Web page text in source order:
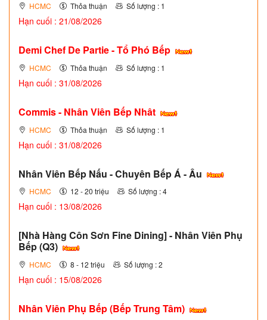
HCMC Thỏa thuận Số lượng : 1
Hạn cuối : 21/08/2026
Demi Chef De Partie - Tổ Phó Bếp
HCMC Thỏa thuận Số lượng : 1
Hạn cuối : 31/08/2026
Commis - Nhân Viên Bếp Nhât
HCMC Thỏa thuận Số lượng : 1
Hạn cuối : 31/08/2026
Nhân Viên Bếp Nấu - Chuyên Bếp Á - Âu
HCMC 12 - 20 triệu Số lượng : 4
Hạn cuối : 13/08/2026
[Nhà Hàng Côn Sơn Fine Dining] - Nhân Viên Phụ
Bếp (Q3)
HCMC 8 - 12 triệu Số lượng : 2
Hạn cuối : 15/08/2026
Nhân Viên Phụ Bếp (Bếp Trung Tâm)